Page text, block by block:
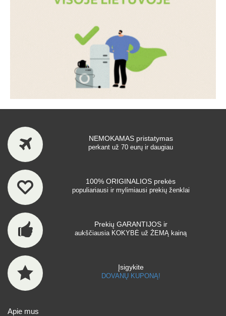
NEMOKAMAS pristatymas
perkant už 70 eurų ir daugiau
100% ORIGINALIOS prekės
populiariausi ir mylimiausi prekių ženklai
Prekių GARANTIJOS ir
aukščiausia KOKYBĖ už ŽEMĄ kainą
Įsigykite
DOVANŲ KUPONĄ!
Apie mus